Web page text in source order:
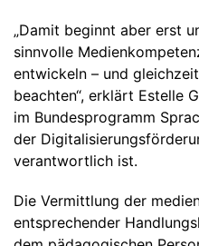
„Damit beginnt aber erst
sinnvolle
entwickeln – und
beachten“, erklärt Estelle
im Bundesprogramm
der
verantwortlich ist.
Die Vermittlung der
entsprechender